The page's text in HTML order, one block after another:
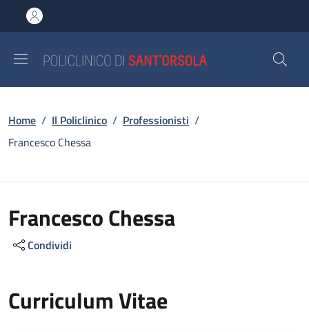
al contenuto principale
to footer content
Briciole di pane
Home / Il Policlinico / Professionisti /
Francesco Chessa
Francesco Chessa
Condividi
Curriculum Vitae